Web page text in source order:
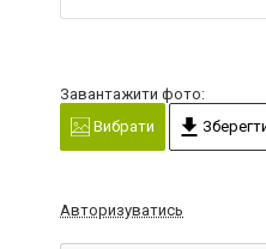
Завантажити фото:
Вибрати
Авторизуватись